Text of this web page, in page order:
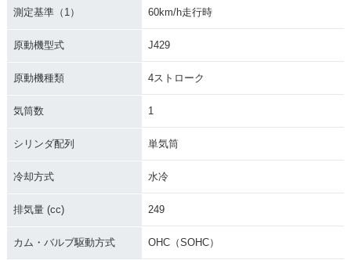
測定基準（1） 60km/h走行時
原動機型式 J429
原動機種類 4ストローク
気筒数 1
シリンダ配列 単気筒
冷却方式 水冷
排気量 (cc) 249
カム・バルブ駆動方式 OHC（SOHC）